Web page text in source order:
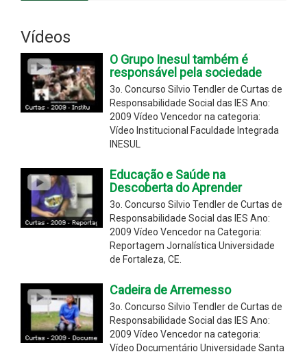
Vídeos
O Grupo Inesul também é
responsável pela sociedade
3o. Concurso Silvio Tendler de Curtas de
Responsabilidade Social das IES Ano:
2009 Vídeo Vencedor na categoria:
Vídeo Institucional Faculdade Integrada
INESUL
Educação e Saúde na
Descoberta do Aprender
3o. Concurso Silvio Tendler de Curtas de
Responsabilidade Social das IES Ano:
2009 Vídeo Vencedor na Categoria:
Reportagem Jornalística Universidade
de Fortaleza, CE.
Cadeira de Arremesso
3o. Concurso Silvio Tendler de Curtas de
Responsabilidade Social das IES Ano:
2009 Vídeo Vencedor na categoria:
Vídeo Documentário Universidade Santa